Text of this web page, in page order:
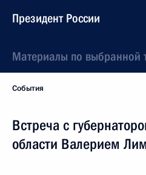
Президент России
Материалы по выбранной
События
Встреча с
области Валерием